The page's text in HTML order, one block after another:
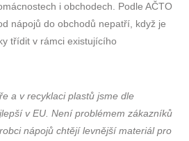
i obchodech. Podle AČTO
nápojů do obchodů nepatří, když je
třídit v rámci existujícího
a v recyklaci plastů jsme dle
v EU. Není problémem zákazníků
nápojů chtějí levnější materiál pro